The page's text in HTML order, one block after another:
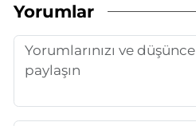
Yorumlar